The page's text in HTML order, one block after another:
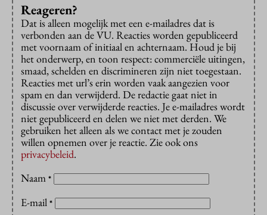
Reageren?
Dat is alleen mogelijk met een e-mailadres dat is
verbonden aan de VU. Reacties worden gepubliceerd
met voornaam of initiaal en achternaam. Houd je bij
het onderwerp, en toon respect: commerciële uitingen,
smaad, schelden en discrimineren zijn niet toegestaan.
Reacties met url’s erin worden vaak aangezien voor
spam en dan verwijderd. De redactie gaat niet in
discussie over verwijderde reacties. Je e-mailadres wordt
niet gepubliceerd en delen we niet met derden. We
gebruiken het alleen als we contact met je zouden
willen opnemen over je reactie. Zie ook ons
privacybeleid.
Naam *
E-mail *